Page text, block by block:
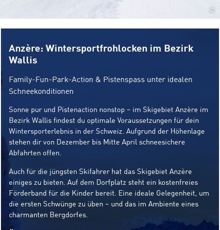
©
Anzère: Wintersportfrohlocken im Bezirk
Wallis
Family-Fun-Park-Action & Pistenspass unter idealen
Schneekonditionen
Sonne pur und Pistenaction nonstop – im Skigebiet Anzère im
Bezirk Wallis findest du optimale Voraussetzungen für dein
Wintersporterlebnis in der Schweiz. Aufgrund der Höhenlage
stehen dir von Dezember bis Mitte April schneesichere
Abfahrten offen.
Auch für die jüngsten Skifahrer hat das Skigebiet Anzère
einiges zu bieten. Auf dem Dorfplatz steht ein kostenfreies
Förderband für die Kinder bereit. Eine ideale Gelegenheit, um
die ersten Schwünge zu üben – und das im Ambiente eines
charmanten Bergdorfes.